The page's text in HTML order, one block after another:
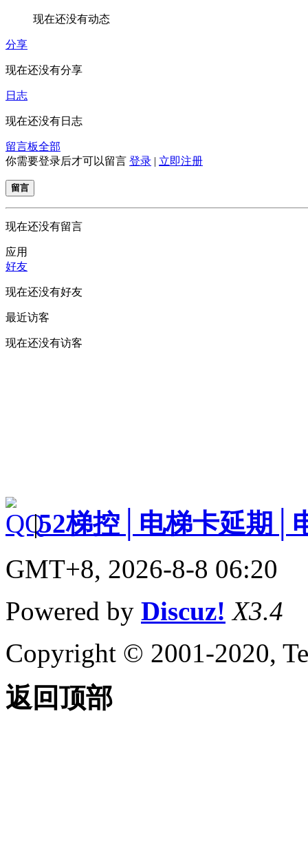
现在还没有动态
分享
现在还没有分享
日志
现在还没有日志
留言板全部
你需要登录后才可以留言 登录 | 立即注册
留言
现在还没有留言
应用
好友
现在还没有好友
最近访客
现在还没有访客
|52梯控│电梯卡延期│
GMT+8, 2026-8-8 06:20
Powered by Discuz! X3.4
Copyright © 2001-2020,
返回顶部